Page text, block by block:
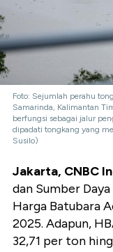
Foto: Sejumlah perahu
Samarinda, Kalimantan
berfungsi sebagai jalur
dipadati tongkang yang
Susilo)
Jakarta, CNBC
dan Sumber
Harga Batubara
2025. Adapun,
32,71 per ton